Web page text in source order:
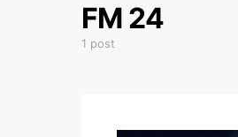
FM 24
1 post